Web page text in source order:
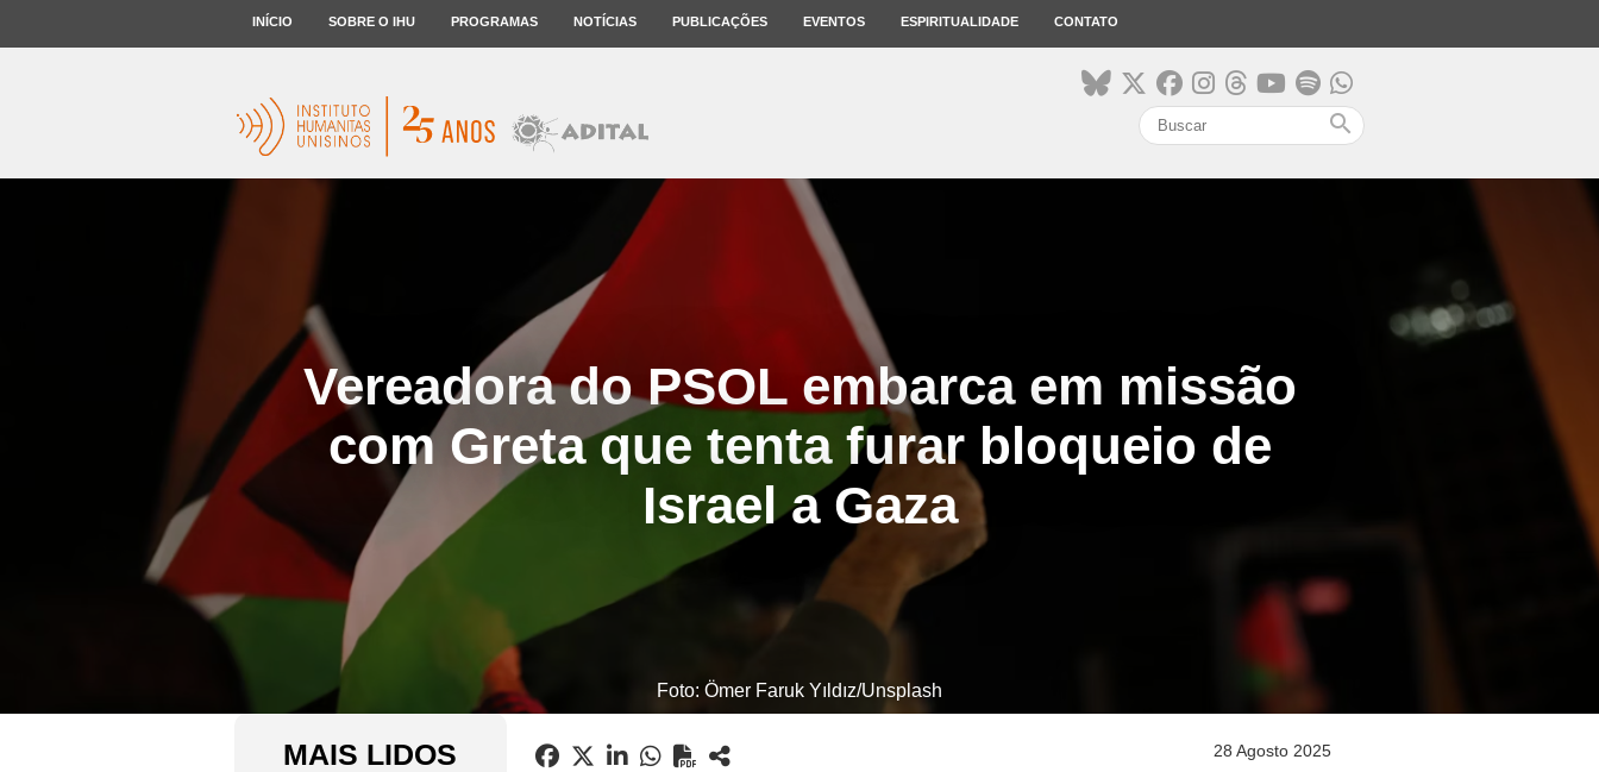
INÍCIO SOBRE O IHU PROGRAMAS NOTÍCIAS PUBLICAÇÕES EVENTOS ESPIRITUALIDADE CONTATO
search
Vereadora do PSOL embarca em missão
com Greta que tenta furar bloqueio de
Israel a Gaza
Foto: Ömer Faruk Yıldız/Unsplash
MAIS LIDOS 28 Agosto 2025